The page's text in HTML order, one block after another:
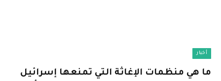
أخبار
ما هي منظمات الإغاثة التي تمنعها إسرائيل